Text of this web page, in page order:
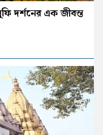
দর্শনের এক জীবন্ত